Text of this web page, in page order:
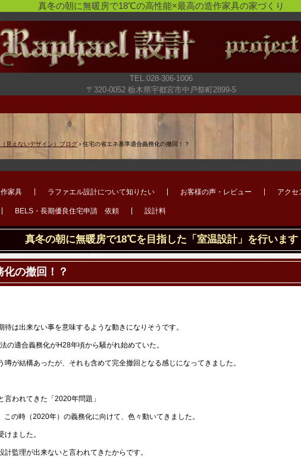
真冬の朝に無暖房で18℃の高性能×最高の造作家具の家づくり
TEL.028-306-1006
〒320-0052 栃木県宇都宮市中戸祭町2899-5
見えないデザイン）ブログ › 住宅の省エネ基準適合義務化の撤回！？
家具 ラファエル設計について知りたい お客様の声・レビュー アクセ
BELS・長期優良住宅申請 依頼 設計料
真冬の朝に無暖房で18℃を目指した「室温設計」を行います
の撤回！？
は出来ない事を意味するような動きになりそうです。
の適合義務化がH28年頃から騒がれ始めていた。
が結構あったが、それも含めて完全撤回となる感じになってきました。
われてきた「2020年問題」
の時（2020年）の義務化に向けて、色々動いてきました。
ました。
監理が出来ないと言われてきたからです。